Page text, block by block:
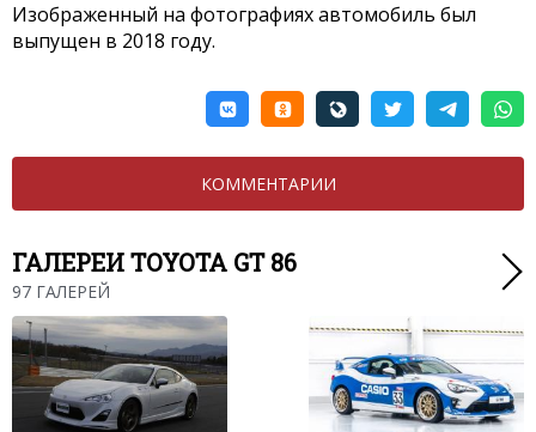
Изображенный на фотографиях автомобиль был
выпущен в 2018 году.
КОММЕНТАРИИ
ГАЛЕРЕИ TOYOTA GT 86
97 ГАЛЕРЕЙ